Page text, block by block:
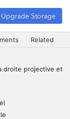
Upgrade Storage
la perspective
Related
droite projective et